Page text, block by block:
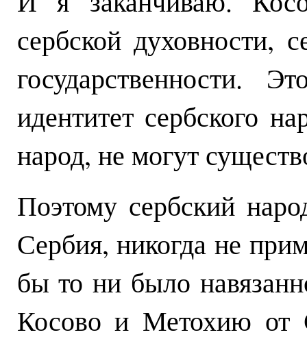
сербской духовности,
идентитет сербского
народ, не могут
Поэтому сербский
Сербия, никогда не
бы то ни было
Косово и Метохию от